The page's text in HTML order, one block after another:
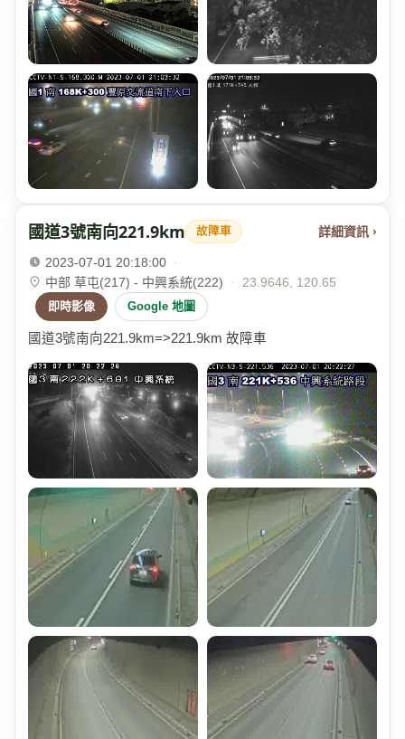
國道3號南向221.9km 故障車 詳細資訊 ›
2023-07-01 20:18:00
·
中部 草屯(217) - 中興系統(222)
· 23.9646, 120.65
即時影像 Google 地圖
國道3號南向221.9km=>221.9km 故障車